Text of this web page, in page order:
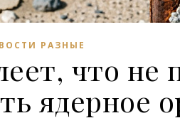
РАЗНЫЕ
что не
ядерное